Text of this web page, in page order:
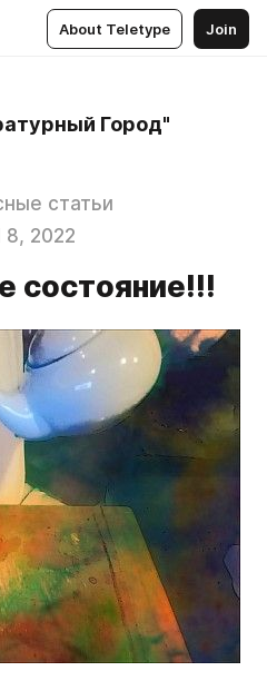
About Teletype Join
Город"
статьи
8, 2022
состояние!!!